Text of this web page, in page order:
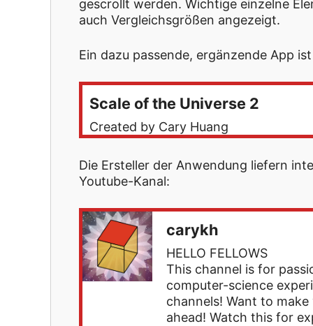
gescrollt werden. Wichtige einzelne
auch Vergleichsgrößen angezeigt.
Ein dazu passende, ergänzende App
Scale of the Universe 2
Created by Cary Huang
Die Ersteller der Anwendung liefern
Youtube-Kanal:
carykh
HELLO FELLOWS
This channel is for
computer-science
channels! Want to
ahead! Watch this for